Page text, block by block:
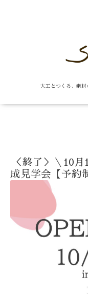
大工とつくる、素
＜終了＞＼10
成見学会【予約